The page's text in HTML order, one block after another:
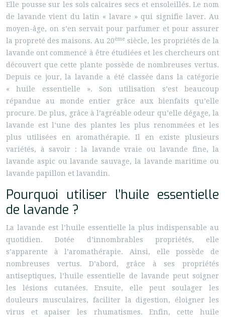
Elle pousse sur les sols calcaires secs et ensoleillés. Le nom
de lavande vient du latin « lavare » qui signifie laver. Au
moyen-âge, on s’en servait pour parfumer et pour assurer
la propreté des maisons. Au 20ème siècle, les propriétés de la
lavande ont commencé à être étudiées et les chercheurs ont
découvert que cette plante possède de nombreuses vertus.
Depuis ce jour, la lavande a été classée dans la catégorie
« huile essentielle ». Son utilisation s’est beaucoup
répandue au monde entier grâce aux bienfaits qu’elle
procure. De plus, grâce à l’agréable odeur qu’elle dégage, la
lavande est l’une des plantes les plus renommées et les
plus utilisées en aromathérapie. Il en existe plusieurs
variétés, à savoir : la lavande vraie ou lavande fine, la
lavande aspic ou lavande sauvage, la lavande maritime ou
lavande papillon et lavandin.
Pourquoi utiliser l’huile essentielle
de lavande ?
La lavande est l’huile essentielle la plus indispensable au
quotidien. Dotée d’innombrables propriétés, elle
s’apparente à l’aromathérapie. Ainsi, elle possède de
nombreuses vertus. D’abord, grâce à ses propriétés
antiseptiques, l’huile essentielle de lavande peut soigner
les lésions cutanées. Ensuite, elle peut soulager les
douleurs musculaires, faciliter la digestion, éloigner les
virus et apaiser les rhumatismes. Enfin, cette huile